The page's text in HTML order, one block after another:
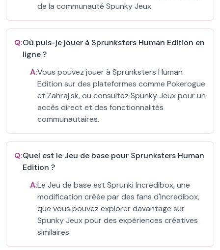
de la communauté Spunky Jeux.
Q:Où puis-je jouer à Sprunksters Human Edition en
ligne ?
A:Vous pouvez jouer à Sprunksters Human
Edition sur des plateformes comme Pokerogue
et Zahraj.sk, ou consultez Spunky Jeux pour un
accès direct et des fonctionnalités
communautaires.
Q:Quel est le Jeu de base pour Sprunksters Human
Edition ?
A:Le Jeu de base est Sprunki Incredibox, une
modification créée par des fans d'Incredibox,
que vous pouvez explorer davantage sur
Spunky Jeux pour des expériences créatives
similaires.